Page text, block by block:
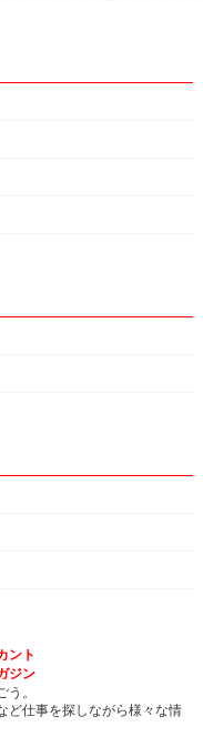
ント
ジン
。
ど仕事を探しながら様々な情